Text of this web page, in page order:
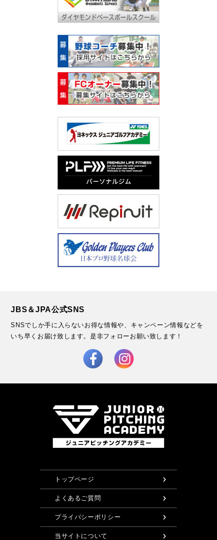
JBS＆JPA公式SNS
SNSでしか手に入らないお得な情報や、キャンペーン情報などを
いち早くお届け致します。是非フォローお願い致します！
トップページ
よくあるご質問
プライバシーポリシー
当サイトについて